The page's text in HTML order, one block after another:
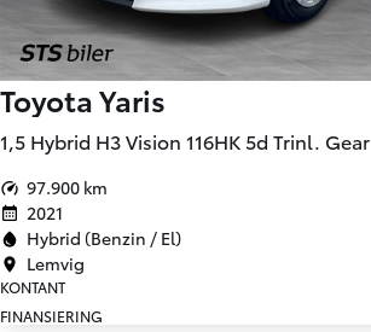
Toyota Yaris
1,5 Hybrid H3 Vision 116HK 5d Trinl. Gear
97.900 km
2021
Hybrid (Benzin / El)
Lemvig
KONTANT
FINANSIERING